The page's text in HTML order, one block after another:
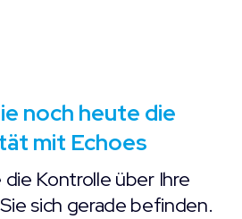
noch heute die
mit Echoes
Kontrolle über Ihre
sich gerade befinden.